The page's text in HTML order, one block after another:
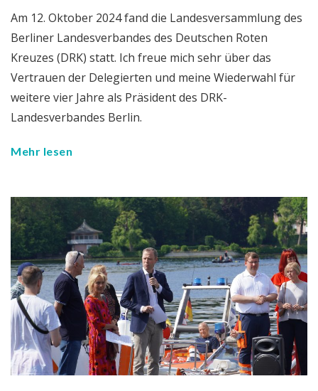
Am 12. Oktober 2024 fand die Landesversammlung des
Berliner Landesverbandes des Deutschen Roten
Kreuzes (DRK) statt. Ich freue mich sehr über das
Vertrauen der Delegierten und meine Wiederwahl für
weitere vier Jahre als Präsident des DRK-
Landesverbandes Berlin.
Mehr lesen